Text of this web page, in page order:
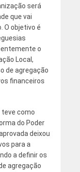
será
que vai
O objetivo é
o
Local,
de agregação
financeiros
como
do Poder
deixou
para a
a definir os
agregação